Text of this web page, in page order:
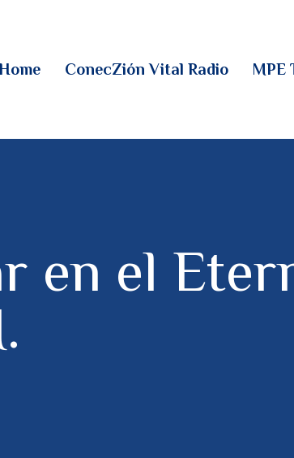
ConecZión Vital Radio MPE
en el
VITAL
TV
&